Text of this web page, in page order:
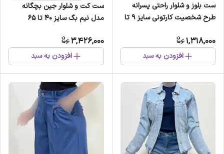
ست بلوز و شلوار راحتی پسرانه
طرح شخصیت کارتونی سایز 9 تا
1,318,000
افزودن به سبد
ست کت و شلوار جین بچگانه
مدل نیم بگ سایز 40 تا 65
3,426,000
افزودن به سبد